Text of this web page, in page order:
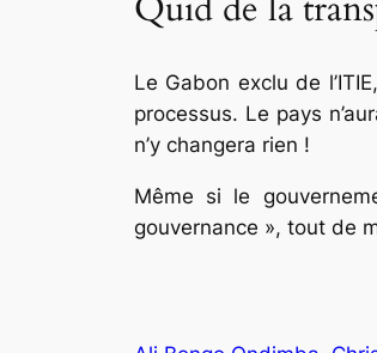
Quid de la
Le Gabon exclu de
processus. Le pays
n’y changera rien !
Même si le
gouvernance », tout de